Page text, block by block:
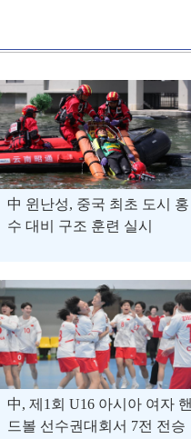
中 윈난성, 중국 최초 도시 홍
수 대비 구조 훈련 실시
中, 제1회 U16 아시아 여자 핸
드볼 선수권대회서 7전 전승